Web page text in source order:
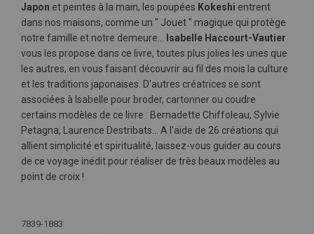
Japon et peintes à la main, les poupées Kokeshi entrent
dans nos maisons, comme un " Jouet " magique qui protège
notre famille et notre demeure...
Isabelle Haccourt-Vautier
vous les propose dans ce livre, toutes plus jolies les unes que
les autres, en vous faisant découvrir au fil des mois la culture
et les traditions japonaises. D'autres créatrices se sont
associées à Isabelle pour broder, cartonner ou coudre
certains modèles de ce livre : Bernadette Chiffoleau, Sylvie
Petagna, Laurence Destribats... A l'aide de 26 créations qui
allient simplicité et spiritualité, laissez-vous guider au cours
de ce voyage inédit pour réaliser de très beaux modèles au
point de croix !
d'infos
7839-1883